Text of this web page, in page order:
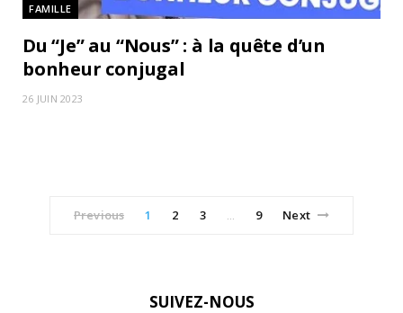
FAMILLE
Du “Je” au “Nous” : à la quête d’un
bonheur conjugal
26 JUIN 2023
Previous 1 2 3 9 Next
SUIVEZ-NOUS